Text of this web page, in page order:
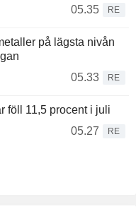
05.35 RE
på lägsta nivån
05.33
RE
föll 11,5 procent i juli
05.27
RE